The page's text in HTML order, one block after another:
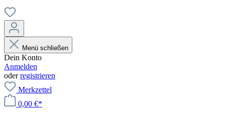
Menü schließen
Dein Konto
Anmelden
oderregistrieren
Merkzettel
0,00 €*